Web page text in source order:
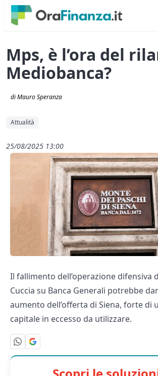
Mps, è l’ora del
Mediobanca?
di Mauro Speranza
Attualità
25/08/2025 13:00
Il fallimento dell’operazione difensiva
Cuccia su Banca Generali potrebbe
aumento dell’offerta di Siena, forte di
capitale in eccesso da utilizzare.